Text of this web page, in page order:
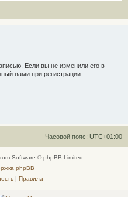
Если вы не изменили его в
вами при регистрации.
Часовой пояс: UTC+01:00
Software © phpBB Limited
phpBB
| Правила